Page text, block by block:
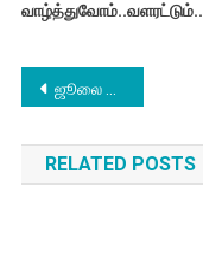
வாழ்த்துவோம்..வளரட்டும்..
Post
navigation
ஜூலை 28ம் தேதி புயலா கிளம்பி வராங்க
RELATED POSTS